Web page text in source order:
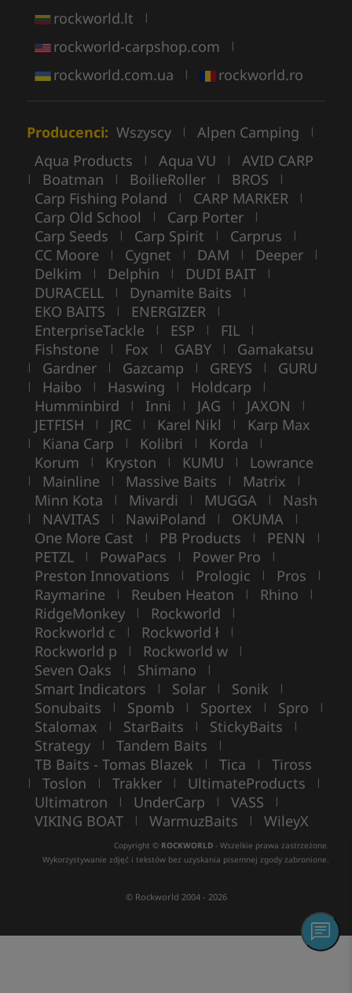
rockworld.lt |
rockworld-carpshop.com |
rockworld.com.ua | rockworld.ro
Producenci: Wszyscy | Alpen Camping |
Aqua Products | Aqua VU | AVID CARP
| Boatman | BoilieRoller | BROS |
Carp Fishing Poland | CARP MARKER |
Carp Old School | Carp Porter |
Carp Seeds | Carp Spirit | Carprus |
CC Moore | Cygnet | DAM | Deeper |
Delkim | Delphin | DUDI BAIT |
DURACELL | Dynamite Baits |
EKO BAITS | ENERGIZER |
EnterpriseTackle | ESP | FIL |
Fishstone | Fox | GABY | Gamakatsu
| Gardner | Gazcamp | GREYS | GURU
| Haibo | Haswing | Holdcarp |
Humminbird | Inni | JAG | JAXON |
JETFISH | JRC | Karel Nikl | Karp Max
| Kiana Carp | Kolibri | Korda |
Korum | Kryston | KUMU | Lowrance
| Mainline | Massive Baits | Matrix |
Minn Kota | Mivardi | MUGGA | Nash
| NAVITAS | NawiPoland | OKUMA |
One More Cast | PB Products | PENN |
PETZL | PowaPacs | Power Pro |
Preston Innovations | Prologic | Pros |
Raymarine | Reuben Heaton | Rhino |
RidgeMonkey | Rockworld |
Rockworld c | Rockworld ł |
Rockworld p | Rockworld w |
Seven Oaks | Shimano |
Smart Indicators | Solar | Sonik |
Sonubaits | Spomb | Sportex | Spro |
Stalomax | StarBaits | StickyBaits |
Strategy | Tandem Baits |
TB Baits - Tomas Blazek | Tica | Tiross
| Toslon | Trakker | UltimateProducts |
Ultimatron | UnderCarp | VASS |
VIKING BOAT | WarmuzBaits | WileyX
Copyright © ROCKWORLD - Wszelkie prawa zastrzeżone.
Wykorzystywanie zdjęć i tekstów bez uzyskania pisemnej zgody zabronione.
© Rockworld 2004 - 2026